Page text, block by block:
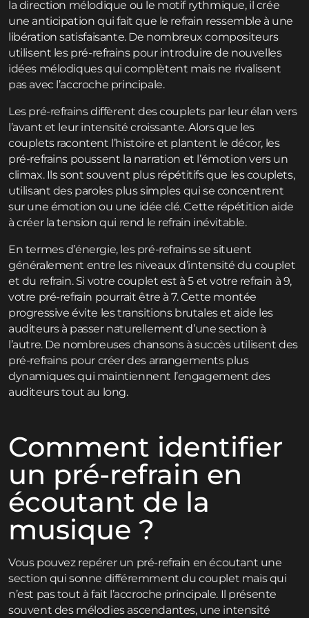
la direction mélodique ou le motif rythmique, il crée
une anticipation qui fait que le refrain ressemble à une
libération satisfaisante. De nombreux compositeurs
utilisent les pré-refrains pour introduire de nouvelles
idées mélodiques qui complètent mais ne rivalisent
pas avec l’accroche principale.
Les pré-refrains diffèrent des couplets par leur élan vers
l’avant et leur intensité croissante. Alors que les
couplets racontent l’histoire et plantent le décor, les
pré-refrains poussent la narration et l’émotion vers un
climax. Ils sont souvent plus répétitifs que les couplets,
utilisant des paroles plus simples qui se concentrent
sur une émotion ou une idée clé. Cette répétition aide
à créer la tension qui rend le refrain inévitable.
En termes d’énergie, les pré-refrains se situent
généralement entre les niveaux d’intensité du couplet
et du refrain. Si votre couplet est à 5 et votre refrain à 9,
votre pré-refrain pourrait être à 7. Cette montée
progressive évite les transitions brutales et aide les
auditeurs à passer naturellement d’une section à
l’autre. De nombreuses chansons à succès utilisent des
pré-refrains pour créer des arrangements plus
dynamiques qui maintiennent l’engagement des
auditeurs tout au long.
Comment identifier
un pré-refrain en
écoutant de la
musique ?
Vous pouvez repérer un pré-refrain en écoutant une
section qui sonne différemment du couplet mais qui
n’est pas tout à fait l’accroche principale. Il présente
souvent des mélodies ascendantes, une intensité